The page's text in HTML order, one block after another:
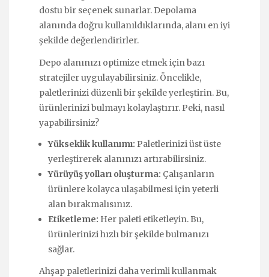
dostu bir seçenek sunarlar. Depolama
alanında doğru kullanıldıklarında, alanı en iyi
şekilde değerlendirirler.
Depo alanınızı optimize etmek için bazı
stratejiler uygulayabilirsiniz. Öncelikle,
paletlerinizi düzenli bir şekilde yerleştirin. Bu,
ürünlerinizi bulmayı kolaylaştırır. Peki, nasıl
yapabilirsiniz?
Yükseklik kullanımı: Paletlerinizi üst üste
yerleştirerek alanınızı artırabilirsiniz.
Yürüyüş yolları oluşturma: Çalışanların
ürünlere kolayca ulaşabilmesi için yeterli
alan bırakmalısınız.
Etiketleme: Her paleti etiketleyin. Bu,
ürünlerinizi hızlı bir şekilde bulmanızı
sağlar.
Ahşap paletlerinizi daha verimli kullanmak